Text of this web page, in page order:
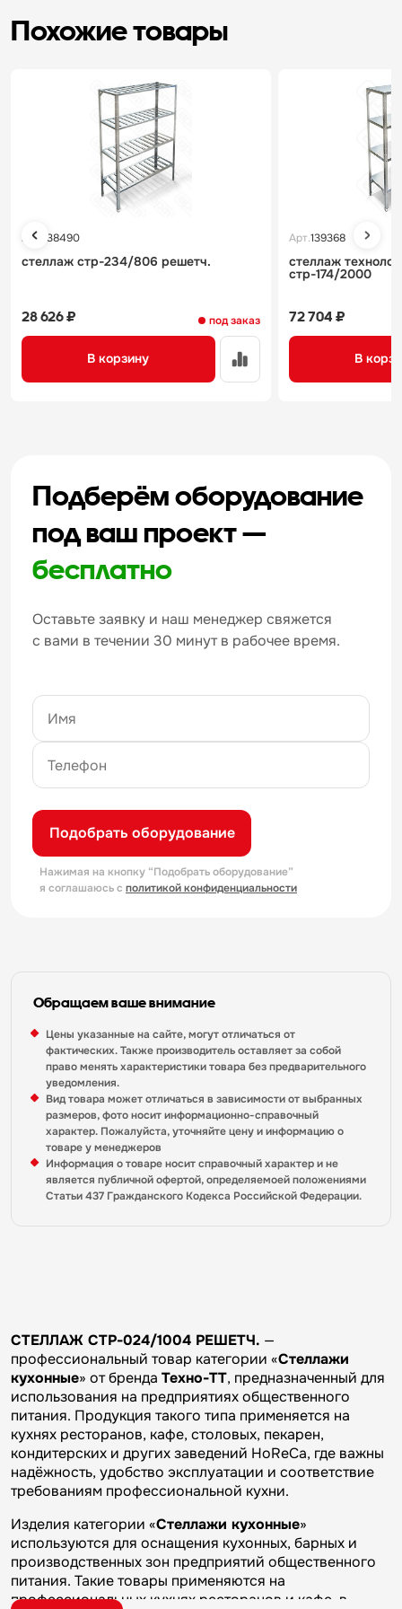
Похожие товары
Арт. 138490
стеллаж стр-234/806 решетч.
под заказ
28 626 ₽
В корзину
Арт.139368
стеллаж
стр-174/2000
72 704 ₽
В
Подберём оборудование
под ваш проект —
бесплатно
Оставьте заявку и наш менеджер свяжется
с вами в течении 30 минут в рабочее время.
Подобрать оборудование
Нажимая на кнопку “Подобрать оборудование”
я соглашаюсь с политикой конфиденциальности
Обращаем ваше внимание
Цены указанные на сайте, могут отличаться от
фактических. Также производитель оставляет за собой
право менять характеристики товара без предварительного
уведомления.
Вид товара может отличаться в зависимости от выбранных
размеров, фото носит информационно-справочный
характер. Пожалуйста, уточняйте цену и информацию о
товаре у менеджеров
Информация о товаре носит справочный характер и не
является публичной офертой, определяемоей положениями
Статьи 437 Гражданского Кодекса Российской Федерации.
СТЕЛЛАЖ СТР-024/1004 РЕШЕТЧ. —
профессиональный товар категории «Стеллажи
кухонные» от бренда Техно-ТТ, предназначенный для
использования на предприятиях общественного
питания. Продукция такого типа применяется на
кухнях ресторанов, кафе, столовых, пекарен,
кондитерских и других заведений HoReCa, где важны
надёжность, удобство эксплуатации и соответствие
требованиям профессиональной кухни.
Изделия категории «Стеллажи кухонные»
используются для оснащения кухонных, барных и
производственных зон предприятий общественного
питания. Такие товары применяются на
профессиональных кухнях ресторанов и кафе, в